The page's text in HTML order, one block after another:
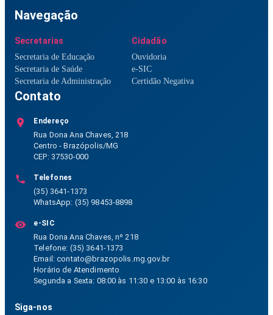
Navegação
Secretarias
Secretaria de Educação
Secretaria de Saúde
Secretaria de Administração
Cidadão
Ouvidoria
e-SIC
Certidão Negativa
Contato
Endereço
Rua Dona Ana Chaves, 218
Centro - Brazópolis/MG
CEP: 37530-000
Telefones
(35) 3641-1373
WhatsApp: (35) 98453-8898
e-SIC
Rua Dona Ana Chaves, nº 218
Telefone: (35) 3641-1373
Email:contato@brazopolis.mg.gov.br
Horário de Atendimento
Segunda a Sexta: 08:00 às 11:30 e 13:00 às 16:30
Siga-nos